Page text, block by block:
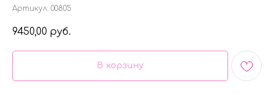
Артикул: 00805
9450,00 руб.
В корзину